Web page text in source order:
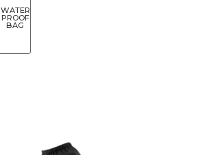
WATER
PROOF
BAG